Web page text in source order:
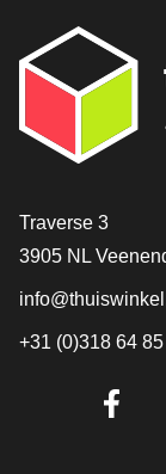
Contact
Traverse 3
3905 NL
+31 (0)318 64
Volg je ons al?